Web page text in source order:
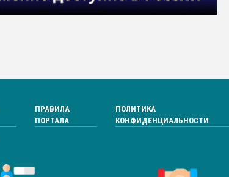
ПРАВИЛА
ПОРТАЛА
ПОЛИТИКА
КОНФИДЕНЦИАЛЬНОСТИ